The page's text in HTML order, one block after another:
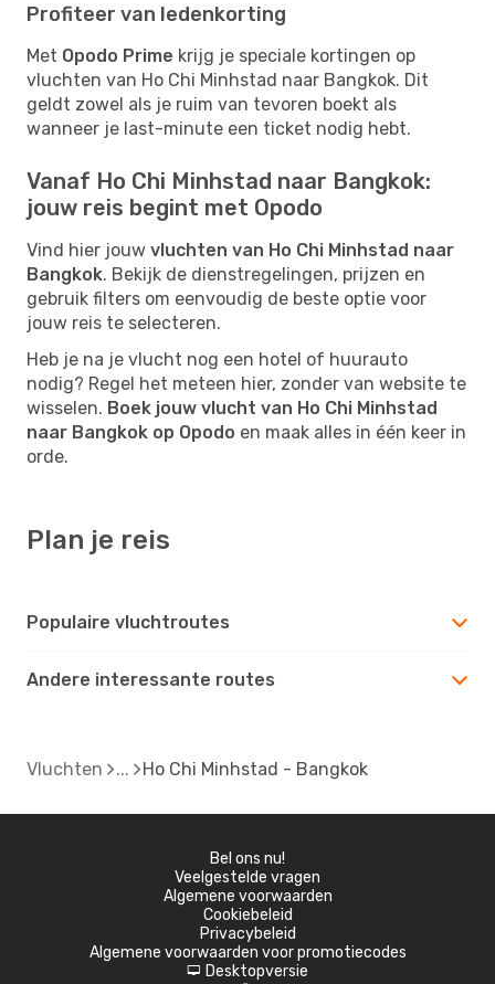
Profiteer van ledenkorting
Met Opodo Prime krijg je speciale kortingen op
vluchten van Ho Chi Minhstad naar Bangkok. Dit
geldt zowel als je ruim van tevoren boekt als
wanneer je last-minute een ticket nodig hebt.
Vanaf Ho Chi Minhstad naar Bangkok:
jouw reis begint met Opodo
Vind hier jouw vluchten van Ho Chi Minhstad naar
Bangkok. Bekijk de dienstregelingen, prijzen en
gebruik filters om eenvoudig de beste optie voor
jouw reis te selecteren.
Heb je na je vlucht nog een hotel of huurauto
nodig? Regel het meteen hier, zonder van website te
wisselen. Boek jouw vlucht van Ho Chi Minhstad
naar Bangkok op Opodo en maak alles in één keer in
orde.
Plan je reis
Populaire vluchtroutes
Andere interessante routes
Vluchten Ho Chi Minhstad - Bangkok
Bel ons nu!
Veelgestelde vragen
Algemene voorwaarden
Cookiebeleid
Privacybeleid
Algemene voorwaarden voor promotiecodes
d Desktopversie